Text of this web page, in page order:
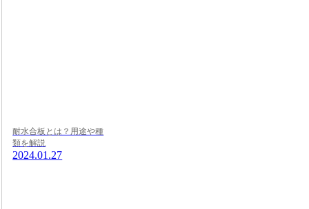
耐水合板とは？用途や種
類を解説
2024.01.27